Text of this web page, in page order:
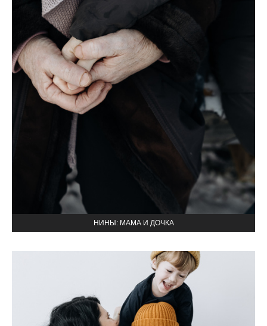
НИНЫ: МАМА И ДОЧКА